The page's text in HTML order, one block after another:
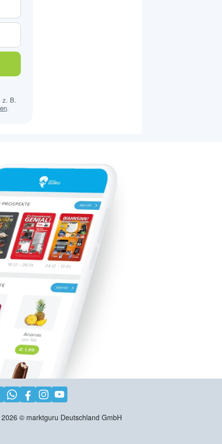
z. B.
.
2026 © marktguru Deutschland GmbH